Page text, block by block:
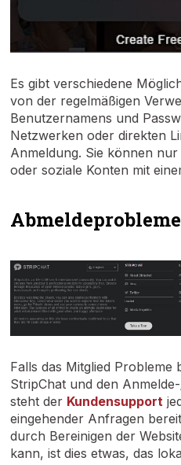
Es gibt verschiedene
von der regelmäßigen
Benutzernamens und
Netzwerken oder direkten
Anmeldung. Sie können
oder soziale Konten mit
Abmeldeprobleme
Falls das Mitglied Probleme
StripChat und den
steht der Kundensupport
eingehender Anfragen
durch Bereinigen der
kann, ist dies etwas, das